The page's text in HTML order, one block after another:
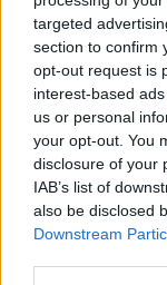
targeted
section to confirm
opt-out request is
interest-based
us or personal
your opt-out. You
disclosure of your
IAB’s list of
also be disclosed
Downstream